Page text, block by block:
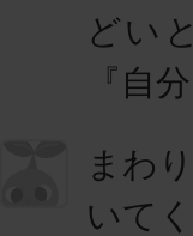
どい
『自
まわ
いて